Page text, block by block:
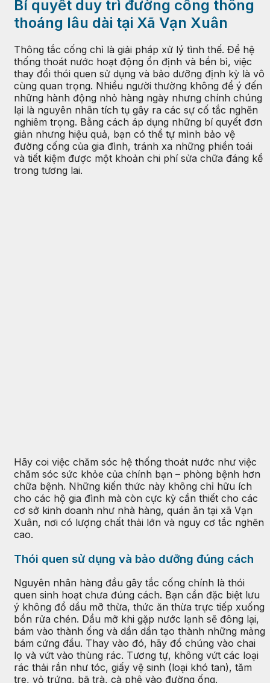
Bí quyết duy trì đường cống thông
thoáng lâu dài tại Xã Vạn Xuân
Thông tắc cống chỉ là giải pháp xử lý tình thế. Để hệ
thống thoát nước hoạt động ổn định và bền bỉ, việc
thay đổi thói quen sử dụng và bảo dưỡng định kỳ là vô
cùng quan trọng. Nhiều người thường không để ý đến
những hành động nhỏ hàng ngày nhưng chính chúng
lại là nguyên nhân tích tụ gây ra các sự cố tắc nghẽn
nghiêm trọng. Bằng cách áp dụng những bí quyết đơn
giản nhưng hiệu quả, bạn có thể tự mình bảo vệ
đường cống của gia đình, tránh xa những phiền toái
và tiết kiệm được một khoản chi phí sửa chữa đáng kể
trong tương lai.
Hãy coi việc chăm sóc hệ thống thoát nước như việc
chăm sóc sức khỏe của chính bạn – phòng bệnh hơn
chữa bệnh. Những kiến thức này không chỉ hữu ích
cho các hộ gia đình mà còn cực kỳ cần thiết cho các
cơ sở kinh doanh như nhà hàng, quán ăn tại xã Vạn
Xuân, nơi có lượng chất thải lớn và nguy cơ tắc nghẽn
cao.
Thói quen sử dụng và bảo dưỡng đúng cách
Nguyên nhân hàng đầu gây tắc cống chính là thói
quen sinh hoạt chưa đúng cách. Bạn cần đặc biệt lưu
ý không đổ dầu mỡ thừa, thức ăn thừa trực tiếp xuống
bồn rửa chén. Dầu mỡ khi gặp nước lạnh sẽ đông lại,
bám vào thành ống và dần dần tạo thành những mảng
bám cứng đầu. Thay vào đó, hãy đổ chúng vào chai
lọ và vứt vào thùng rác. Tương tự, không vứt các loại
rác thải rắn như tóc, giấy vệ sinh (loại khó tan), tăm
tre, vỏ trứng, bã trà, cà phê vào đường ống.